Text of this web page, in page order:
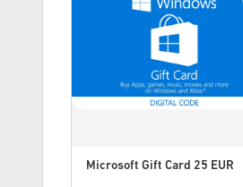
Microsoft Gift Card 25 EUR